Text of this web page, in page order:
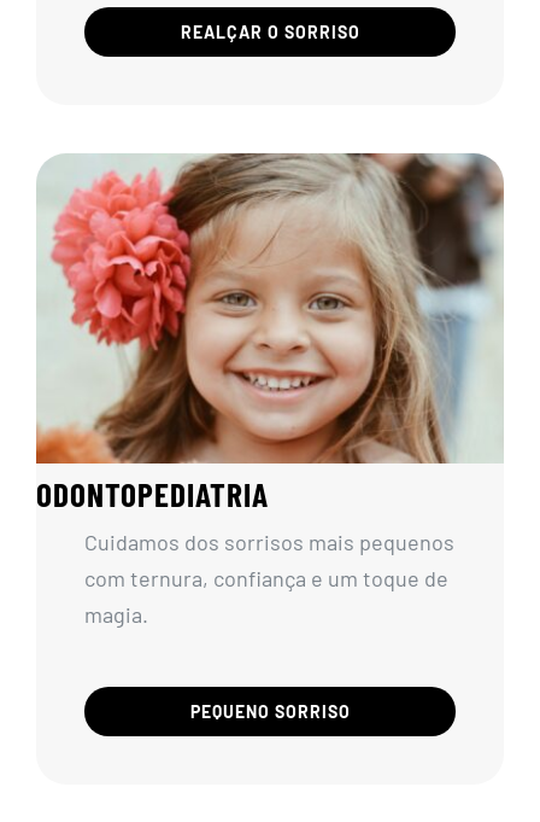
REALÇAR O SORRISO
ODONTOPEDIATRIA
Cuidamos dos sorrisos mais pequenos
com ternura, confiança e um toque de
magia.
PEQUENO SORRISO